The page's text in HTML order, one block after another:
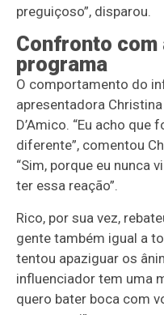
preguiçoso”, disparou.
Confronto com
programa
O comportamento do
apresentadora
D’Amico. “Eu acho que
diferente”, comentou
“Sim, porque eu nunca
ter essa reação”.
Rico, por sua vez,
gente também igual a
tentou apaziguar os
influenciador tem uma
quero bater boca com